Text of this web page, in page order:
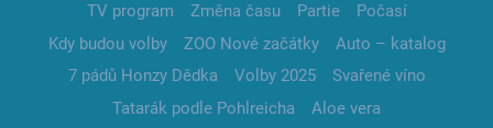
TV program
Změna času Partie
Počasí
Kdy budou volby
ZOO Nové začátky
Auto – katalog
7 pádů Honzy Dědka
Volby 2025
Svařené víno
Tatarák podle Pohlreicha
Aloe vera